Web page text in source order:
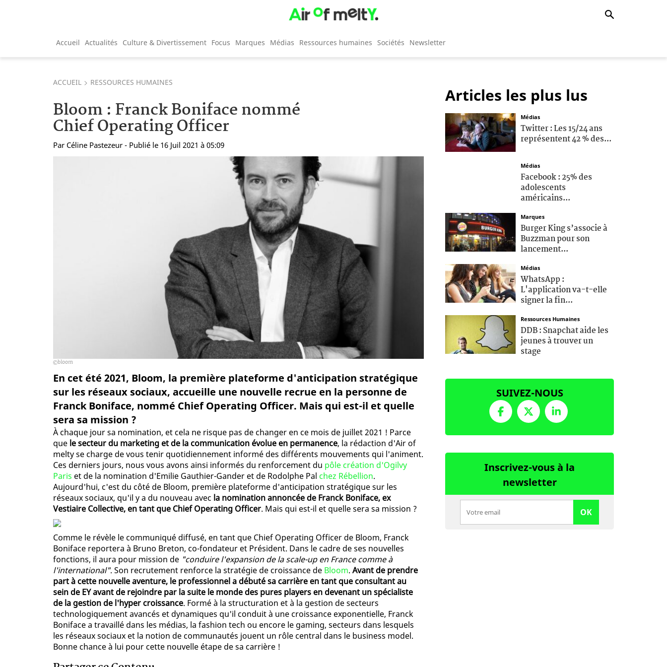
Accueil Actualités Culture & Divertissement Focus Marques Médias Ressources humaines Sociétés Newsletter
ACCUEIL RESSOURCES HUMAINES
Bloom : Franck Boniface nommé
Chief Operating Officer
Par Céline Pastezeur - Publié le 16 Juil 2021 à 05:09
bloom
En cet été 2021, Bloom, la première plateforme d'anticipation stratégique
sur les réseaux sociaux, accueille une nouvelle recrue en la personne de
Franck Boniface, nommé Chief Operating Officer. Mais qui est-il et quelle
sera sa mission ?
À chaque jour sa nomination, et cela ne risque pas de changer en ce mois de juillet 2021 ! Parce
que le secteur du marketing et de la communication évolue en permanence, la rédaction d'Air of
melty se charge de vous tenir quotidiennement informé des différents mouvements qui l'animent.
Ces derniers jours, nous vous avons ainsi informés du renforcement du pôle création d'Ogilvy
Paris et de la nomination d'Emilie Gauthier-Gander et de Rodolphe Pal chez Rébellion.
Aujourd'hui, c'est du côté de Bloom, première plateforme d'anticipation stratégique sur les
réseaux sociaux, qu'il y a du nouveau avec la nomination annoncée de Franck Boniface, ex
Vestiaire Collective, en tant que Chief Operating Officer. Mais qui est-il et quelle sera sa mission ?
Comme le révèle le communiqué diffusé, en tant que Chief Operating Officer de Bloom, Franck
Boniface reportera à Bruno Breton, co-fondateur et Président. Dans le cadre de ses nouvelles
fonctions, il aura pour mission de "conduire l'expansion de la scale-up en France comme à
l'international". Son recrutement renforce la stratégie de croissance de Bloom. Avant de prendre
part à cette nouvelle aventure, le professionnel a débuté sa carrière en tant que consultant au
sein de EY avant de rejoindre par la suite le monde des pures players en devenant un spécialiste
de la gestion de l'hyper croissance. Formé à la structuration et à la gestion de secteurs
technologiquement avancés et dynamiques qu'il conduit à une croissance exponentielle, Franck
Boniface a travaillé dans les médias, la fashion tech ou encore le gaming, secteurs dans lesquels
les réseaux sociaux et la notion de communautés jouent un rôle central dans le business model.
Bonne chance à lui pour cette nouvelle étape de sa carrière !
Articles les plus lus
Médias
Twitter : Les 15/24 ans
représentent 42 % des...
Médias
Facebook : 25% des
adolescents
américains...
Marques
Burger King s’associe à
Buzzman pour son
lancement...
Médias
WhatsApp :
L'application va-t-elle
signer la fin...
Ressources Humaines
DDB : Snapchat aide les
jeunes à trouver un
stage
SUIVEZ-NOUS
Inscrivez-vous à la
newsletter
OK